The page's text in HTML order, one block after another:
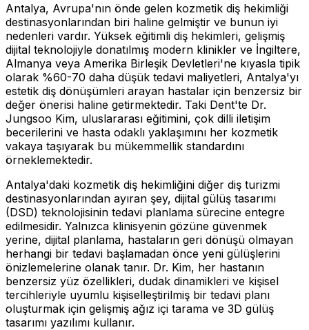
Antalya, Avrupa'nın önde gelen kozmetik diş hekimliği
destinasyonlarından biri haline gelmiştir ve bunun iyi
nedenleri vardır. Yüksek eğitimli diş hekimleri, gelişmiş
dijital teknolojiyle donatılmış modern klinikler ve İngiltere,
Almanya veya Amerika Birleşik Devletleri'ne kıyasla tipik
olarak %60-70 daha düşük tedavi maliyetleri, Antalya'yı
estetik diş dönüşümleri arayan hastalar için benzersiz bir
değer önerisi haline getirmektedir. Taki Dent'te Dr.
Jungsoo Kim, uluslararası eğitimini, çok dilli iletişim
becerilerini ve hasta odaklı yaklaşımını her kozmetik
vakaya taşıyarak bu mükemmellik standardını
örneklemektedir.
Antalya'daki kozmetik diş hekimliğini diğer diş turizmi
destinasyonlarından ayıran şey, dijital gülüş tasarımı
(DSD) teknolojisinin tedavi planlama sürecine entegre
edilmesidir. Yalnızca klinisyenin gözüne güvenmek
yerine, dijital planlama, hastaların geri dönüşü olmayan
herhangi bir tedavi başlamadan önce yeni gülüşlerini
önizlemelerine olanak tanır. Dr. Kim, her hastanın
benzersiz yüz özellikleri, dudak dinamikleri ve kişisel
tercihleriyle uyumlu kişiselleştirilmiş bir tedavi planı
oluşturmak için gelişmiş ağız içi tarama ve 3D gülüş
tasarımı yazılımı kullanır.